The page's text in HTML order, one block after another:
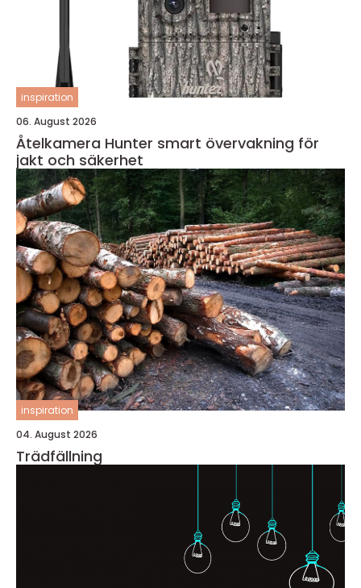
inspiration
06. August 2026
Åtelkamera Hunter smart övervakning för
jakt och säkerhet
inspiration
04. August 2026
Trädfällning